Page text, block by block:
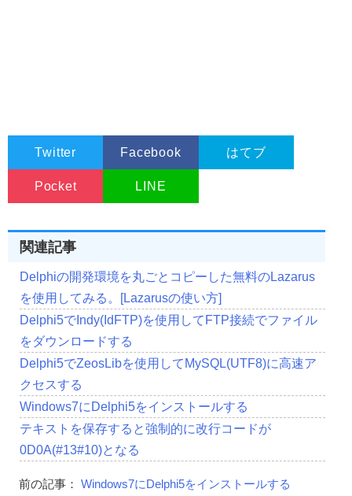
Twitter Facebook はてブ
Pocket LINE
関連記事
Delphiの開発環境を丸ごとコピーした無料のLazarus
を使用してみる。[Lazarusの使い方]
Delphi5でIndy(IdFTP)を使用してFTP接続でファイル
をダウンロードする
Delphi5でZeosLibを使用してMySQL(UTF8)に高速ア
クセスする
Windows7にDelphi5をインストールする
テキストを保存すると強制的に改行コードが
0D0A(#13#10)となる
前の記事： Windows7にDelphi5をインストールする